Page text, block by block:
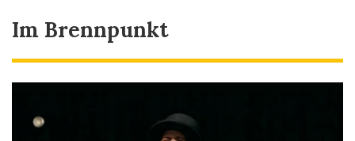
Im Brennpunkt